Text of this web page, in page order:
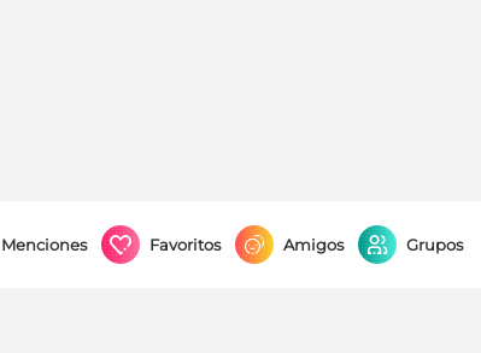
Menciones Favoritos Amigos Grupos